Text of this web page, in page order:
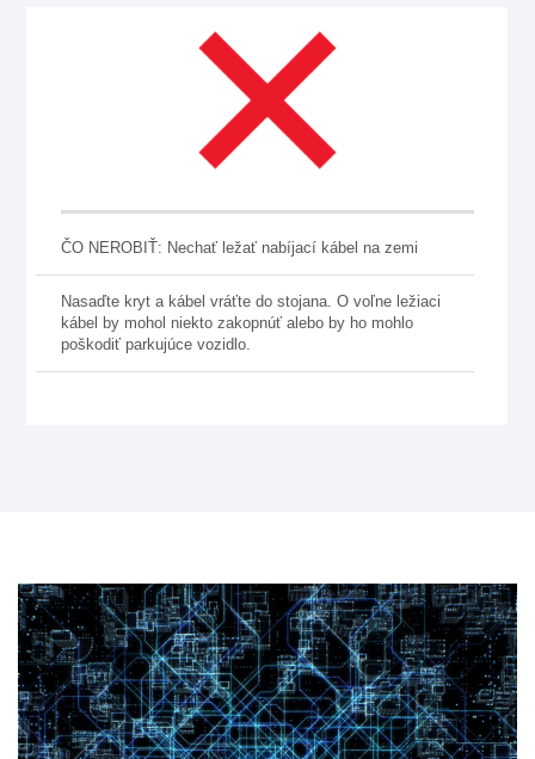
ČO NEROBIŤ: Nechať ležať nabíjací kábel na zemi
Nasaďte kryt a kábel vráťte do stojana. O voľne ležiaci
kábel by mohol niekto zakopnúť alebo by ho mohlo
poškodiť parkujúce vozidlo.